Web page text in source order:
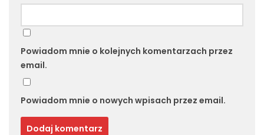
Powiadom mnie o kolejnych komentarzach przez
email.
Powiadom mnie o nowych wpisach przez email.